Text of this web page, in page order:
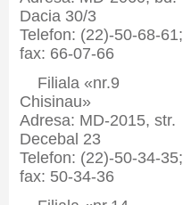
Dacia 30/3
Telefon: (22)-50-68-61;
fax: 66-07-66
Filiala «nr.9
Chisinau»
Adresa: MD-2015, str.
Decebal 23
Telefon: (22)-50-34-35;
fax: 50-34-36